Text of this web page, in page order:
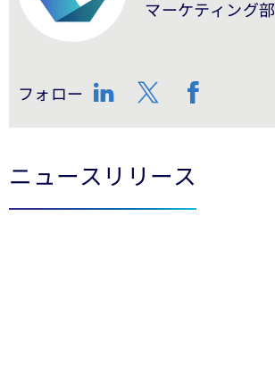
マーケティング部
フォロー
ニュースリリース